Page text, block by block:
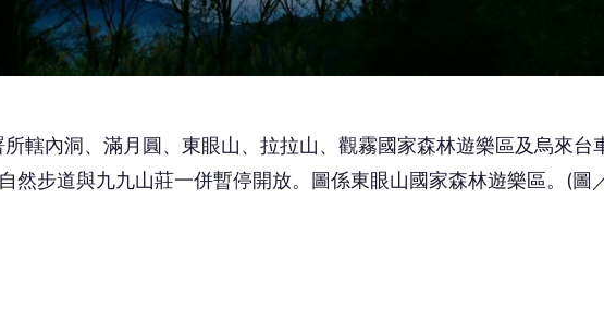
轄內洞、滿月圓、東眼山、拉拉山、觀霧國家森林遊樂區及烏來台
然步道與九九山莊一併暫停開放。圖係東眼山國家森林遊樂區。(圖